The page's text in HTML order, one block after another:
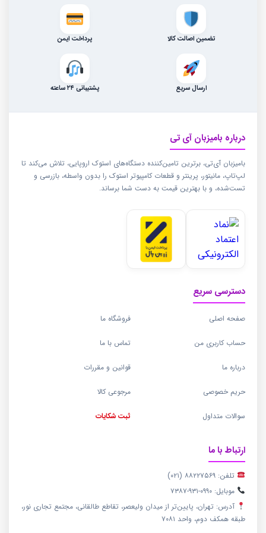
تضمین اصالت کالا پرداخت ایمن
ارسال سریع پشتیبانی ۲۴ ساعته
درباره بامیزبان آی تی
بامیزبان آی‌تی، برترین تامین‌کننده دستگاه‌های استوک اروپایی، تلاش می‌کند تا
لپ‌تاپ، مانیتور، پرینتر و قطعات کامپیوتر استوک را بدون واسطه، بازرسی و
تست‌شده، و با بهترین قیمت به دست شما برساند.
دسترسی سریع
صفحه اصلی فروشگاه ما
حساب کاربری من تماس با ما
درباره ما قوانین و مقررات
حریم خصوصی مرجوعی کالا
سوالات متداول ثبت شکایات
ارتباط با ما
تلفن: ۸۸۲۲۷۵۶۹ (۰۲۱)
موبایل: ۰۹۹۰-۹۳۱-۷۳۸۷
آدرس: تهران، پایین‌تر از میدان ولیعصر، تقاطع طالقانی، مجتمع تجاری نور،
طبقه همکف دوم، واحد ۷۰۸۱